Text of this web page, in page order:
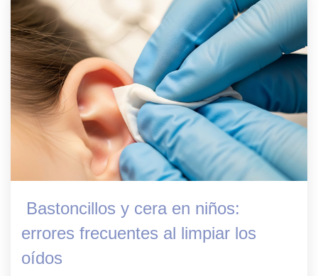
Bastoncillos y cera en niños:
errores frecuentes al limpiar los
oídos